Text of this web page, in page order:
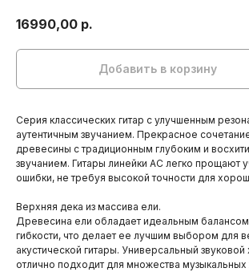
16990,00 р.
Добавить в корзину
Серия классических гитар с улучшенным
аутентичным звучанием. Прекрасное
древесины с традиционным глубоким и
звучанием. Гитары линейки AC легко прощают
ошибки, не требуя высокой точности для
Верхняя дека из массива ели.
Древесина ели обладает идеальным балансом
гибкости, что делает ее лучшим выбором для
акустической гитары. Универсальный звуковой
отлично подходит для множества